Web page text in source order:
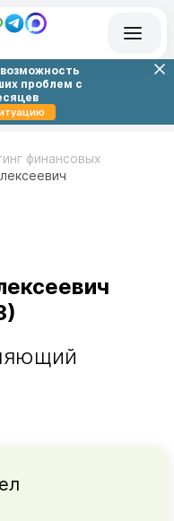
проблем с
финансовых